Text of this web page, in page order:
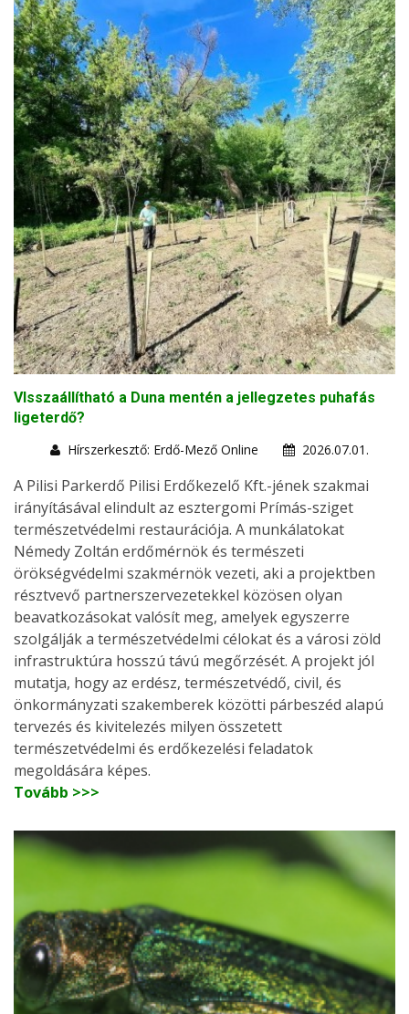
VIsszaállítható a Duna mentén a jellegzetes puhafás
ligeterdő?
Hírszerkesztő: Erdő-Mező Online
2026.07.01.
A Pilisi Parkerdő Pilisi Erdőkezelő Kft.-jének szakmai
irányításával elindult az esztergomi Prímás-sziget
természetvédelmi restaurációja. A munkálatokat
Némedy Zoltán erdőmérnök és természeti
örökségvédelmi szakmérnök vezeti, aki a projektben
résztvevő partnerszervezetekkel közösen olyan
beavatkozásokat valósít meg, amelyek egyszerre
szolgálják a természetvédelmi célokat és a városi zöld
infrastruktúra hosszú távú megőrzését. A projekt jól
mutatja, hogy az erdész, természetvédő, civil, és
önkormányzati szakemberek közötti párbeszéd alapú
tervezés és kivitelezés milyen összetett
természetvédelmi és erdőkezelési feladatok
megoldására képes.
Tovább >>>